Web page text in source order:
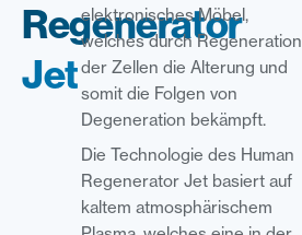
Regenerator
Jet
elektronisches Möbel,
welches durch Regeneration
der Zellen die Alterung und
somit die Folgen von
Degeneration bekämpft.
Die Technologie des Human
Regenerator Jet basiert auf
kaltem atmosphärischem